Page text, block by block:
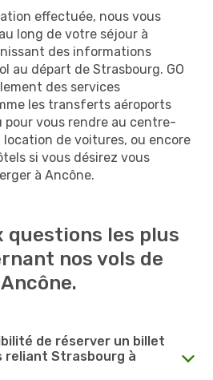
effectuée, nous vous
long de votre séjour à
des informations
au départ de Strasbourg. GO
des services
les transferts aéroports
pour vous rendre au centre-
location de voitures, ou encore
si vous désirez vous
à Ancône.
questions les plus
nos vols de
de réserver un billet
reliant Strasbourg à